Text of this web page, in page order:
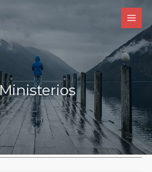
Ministerios